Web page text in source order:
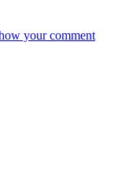
your comment